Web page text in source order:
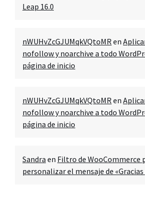
Leap 16.0
nWUHvZcGJUMqkVQtoMR en
nofollow y noarchive a todo
página de inicio
nWUHvZcGJUMqkVQtoMR en
nofollow y noarchive a todo
página de inicio
Sandra en Filtro de WooCommerce
personalizar el mensaje de